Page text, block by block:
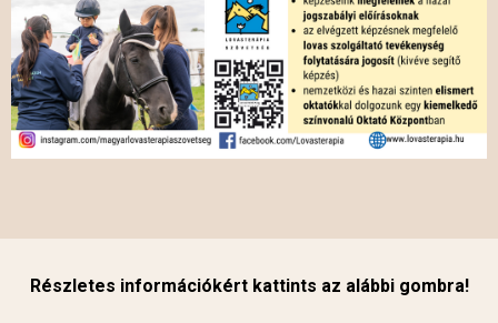
Részletes információkért kattints az alábbi gombra!